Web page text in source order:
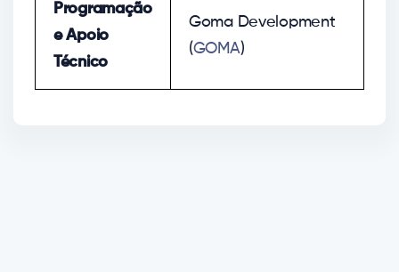
Programação
e Apoio
Técnico
Goma Development
(GOMA)